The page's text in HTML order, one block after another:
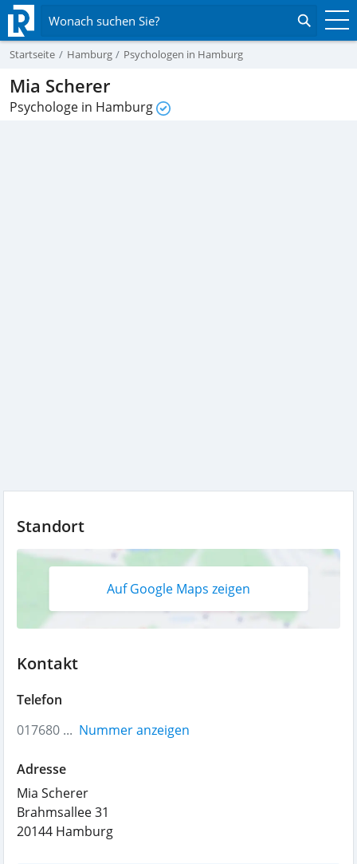
Wonach suchen Sie?
Startseite Hamburg Psychologen in Hamburg
Mia Scherer
Psychologe in Hamburg
Standort
Auf Google Maps zeigen
Kontakt
Telefon
017680 ... Nummer anzeigen
Adresse
Mia Scherer
Brahmsallee 31
20144 Hamburg